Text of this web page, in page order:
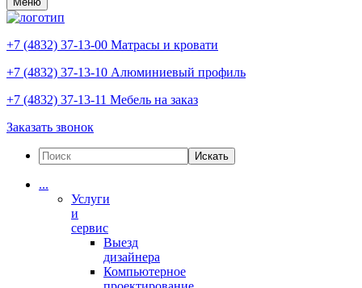
+7 (4832) 37-13-00 Матрасы и кровати
+7 (4832) 37-13-10 Алюминиевый профиль
+7 (4832) 37-13-11 Мебель на заказ
Заказать звонок
Искать
...
Услуги
и
сервис
Выезд
дизайнера
Компьютерное